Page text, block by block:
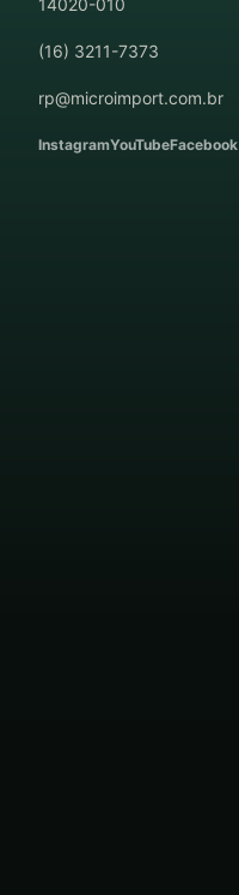
14020-010
(16) 3211-7373
rp@microimport.com.br
InstagramYouTubeFacebook